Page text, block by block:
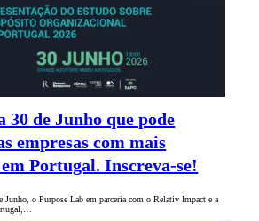
30 de Junho que pode
empresas com mais
Portugal. Inscreva-se!
Junho, o Purpose Lab em parceria com o Relativ Impact e a